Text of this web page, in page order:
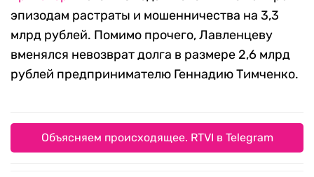
эпизодам растраты и мошенничества на 3,3
млрд рублей. Помимо прочего, Лавленцеву
вменялся невозврат долга в размере 2,6 млрд
рублей предпринимателю Геннадию Тимченко.
Объясняем происходящее. RTVI в Telegram